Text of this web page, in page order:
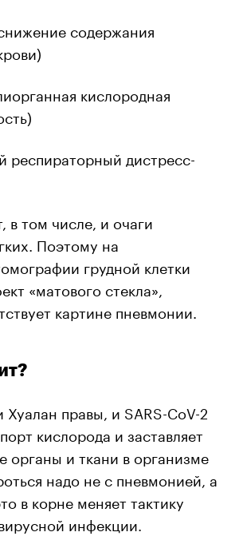
содержания
кислородная
респираторный дистресс-
в том числе, и очаги
Поэтому на
грудной клетки
«матового стекла»,
картине пневмонии.
правы, и SARS-CoV-2
кислорода и заставляет
органы и ткани в организме
надо не с пневмонией, а
в корне меняет тактику
инфекции.